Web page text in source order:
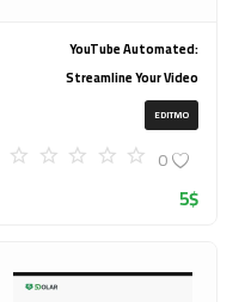
YouTube Automated:
Streamline Your Video
Management
EDITMO
0
5$